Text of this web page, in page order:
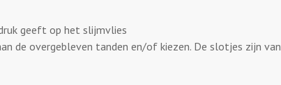
geeft op het slijmvlies
de overgebleven tanden en/of kiezen. De slotjes zijn van